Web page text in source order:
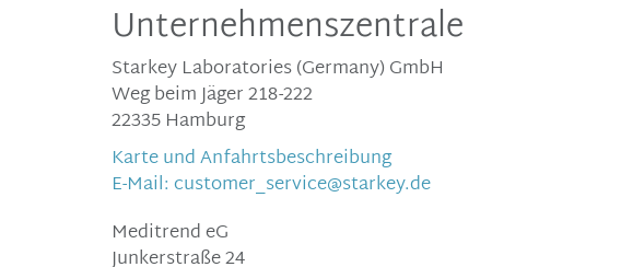
Unternehmenszentrale
Starkey Laboratories (Germany) GmbH
Weg beim Jäger 218-222
22335 Hamburg
Karte und Anfahrtsbeschreibung
E-Mail: customer_service@starkey.de
Meditrend eG
Junkerstraße 24